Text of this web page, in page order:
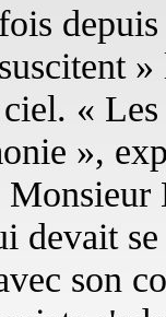
« Les
»,
devait
son